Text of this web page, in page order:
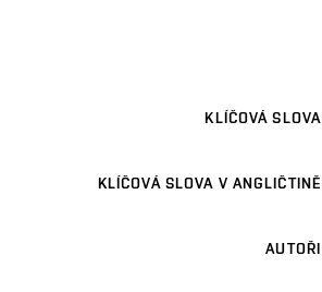
KLÍČOVÁ SLOVA
KLÍČOVÁ SLOVA V ANGLIČTINĚ
AUTOŘI